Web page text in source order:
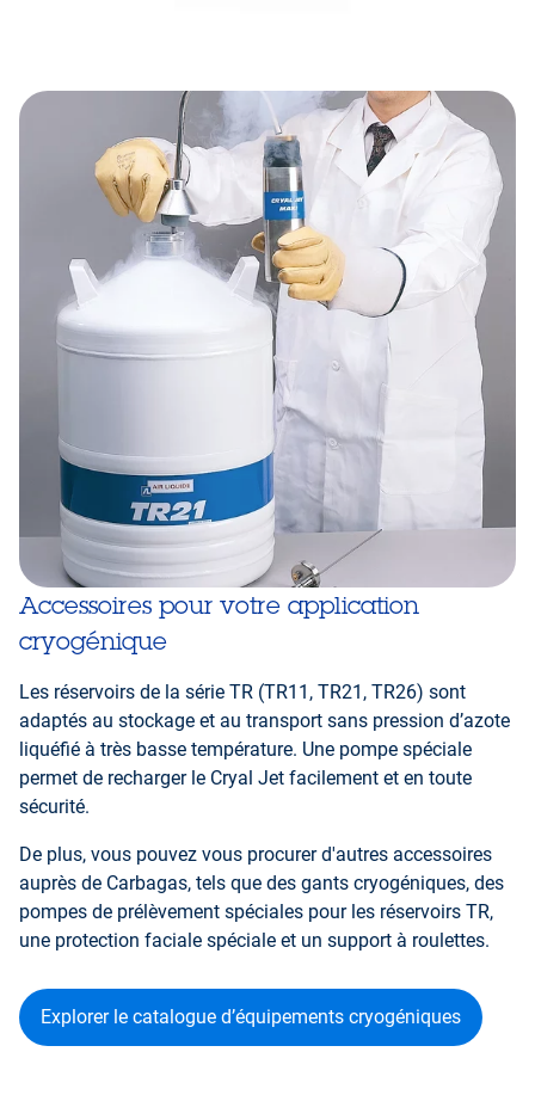
Accessoires pour votre application
cryogénique
Les réservoirs de la série TR (TR11, TR21, TR26) sont
adaptés au stockage et au transport sans pression d’azote
liquéfié à très basse température. Une pompe spéciale
permet de recharger le Cryal Jet facilement et en toute
sécurité.
De plus, vous pouvez vous procurer d'autres accessoires
auprès de Carbagas, tels que des gants cryogéniques, des
pompes de prélèvement spéciales pour les réservoirs TR,
une protection faciale spéciale et un support à roulettes.
Explorer le catalogue d’équipements cryogéniques